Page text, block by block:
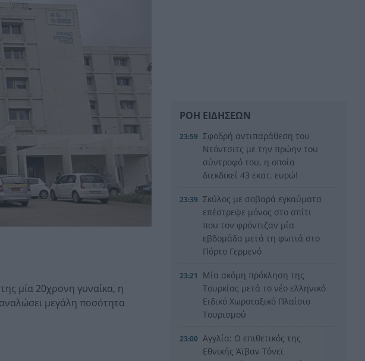
μία 20χρονη γυναίκα, η
μεγάλη ποσότητα
ΡΟΗ ΕΙΔΗΣΕΩΝ
23:59 Σφοδρή αντιπαράθεση του
Ντόντσιτς με την πρώην του
σύντροφό του, η οποία
διεκδικεί 43 εκατ. ευρώ!
23:39 Σκύλος με σοβαρά εγκαύματα
επέστρεψε μόνος στο σπίτι
που τον φρόντιζαν μία
εβδομάδα μετά τη φωτιά στο
Πόρτο Γερμενό
23:21
Μία ακόμη πρόκληση της
Τουρκίας μετά το νέο ελληνικό
Ειδικό Χωροταξικό Πλαίσιο
Τουρισμού
23:00 Αγγλία: Ο επιθετικός της
Εθνικής Άϊβαν Τόνεϊ